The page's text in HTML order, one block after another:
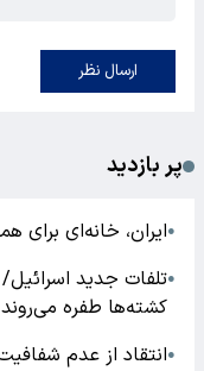
ارسال نظر
پر بازدید
●ایران، خانه‌ای برای
●تلفات جدید
کشته‌ها طفره می‌روند
●انتقاد از عدم